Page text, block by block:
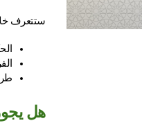
ستتعرف
هل